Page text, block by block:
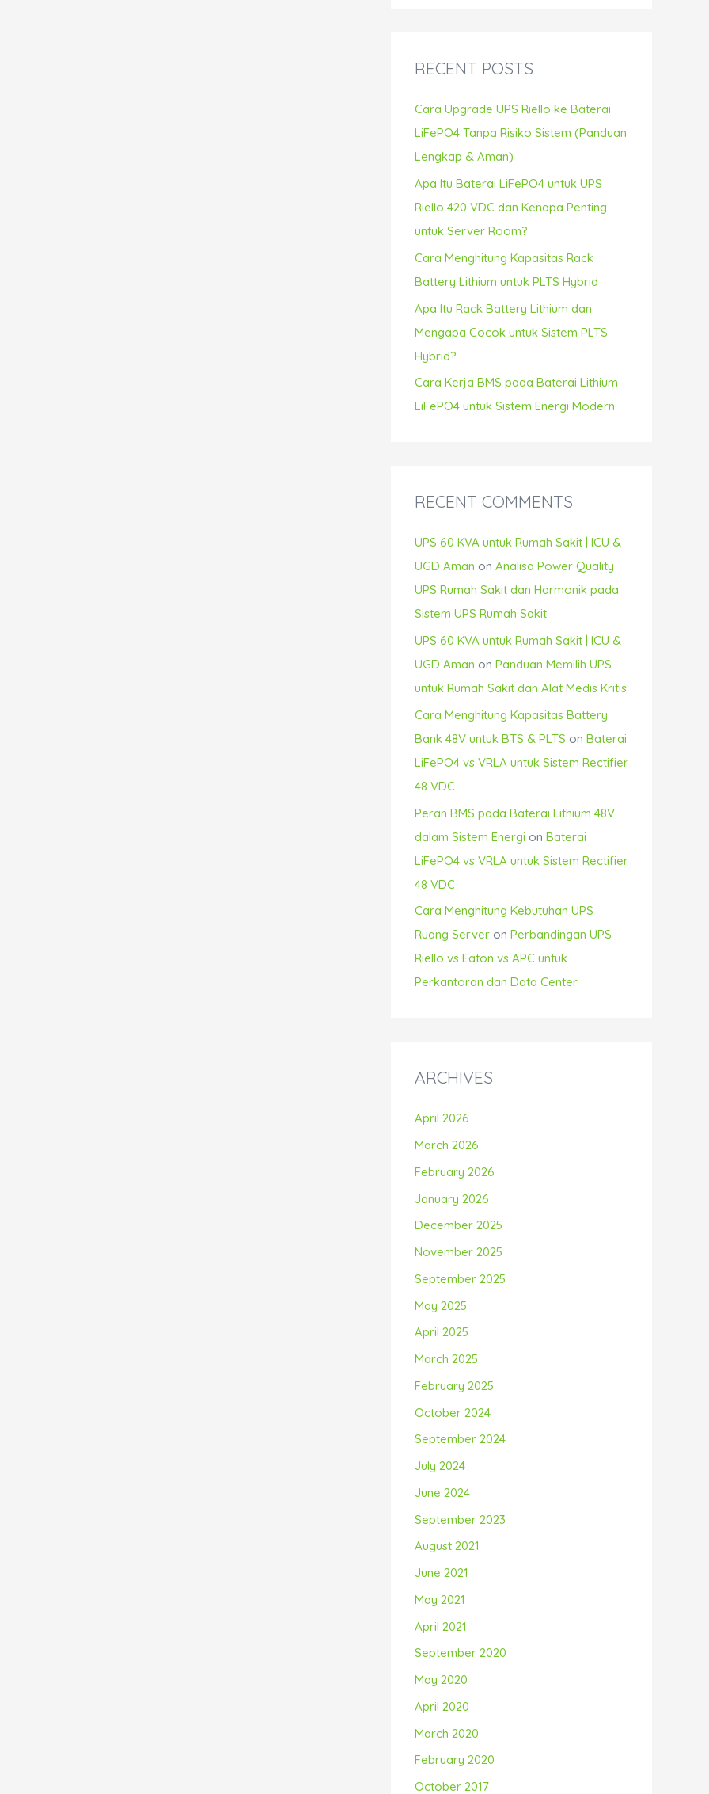
h
RECENT POSTS
Cara Upgrade UPS Riello ke Baterai
LiFePO4 Tanpa Risiko Sistem (Panduan
Lengkap & Aman)
Apa Itu Baterai LiFePO4 untuk UPS
Riello 420 VDC dan Kenapa Penting
untuk Server Room?
Cara Menghitung Kapasitas Rack
Battery Lithium untuk PLTS Hybrid
Apa Itu Rack Battery Lithium dan
Mengapa Cocok untuk Sistem PLTS
Hybrid?
Cara Kerja BMS pada Baterai Lithium
LiFePO4 untuk Sistem Energi Modern
RECENT COMMENTS
UPS 60 KVA untuk Rumah Sakit | ICU &
UGD Aman on Analisa Power Quality
UPS Rumah Sakit dan Harmonik pada
Sistem UPS Rumah Sakit
UPS 60 KVA untuk Rumah Sakit | ICU &
UGD Aman on Panduan Memilih UPS
untuk Rumah Sakit dan Alat Medis Kritis
Cara Menghitung Kapasitas Battery
Bank 48V untuk BTS & PLTS on Baterai
LiFePO4 vs VRLA untuk Sistem Rectifier
48 VDC
Peran BMS pada Baterai Lithium 48V
dalam Sistem Energi on Baterai
LiFePO4 vs VRLA untuk Sistem Rectifier
48 VDC
Cara Menghitung Kebutuhan UPS
Ruang Server on Perbandingan UPS
Riello vs Eaton vs APC untuk
Perkantoran dan Data Center
ARCHIVES
April 2026
March 2026
February 2026
January 2026
December 2025
November 2025
September 2025
May 2025
April 2025
March 2025
February 2025
October 2024
September 2024
July 2024
June 2024
September 2023
August 2021
June 2021
May 2021
April 2021
September 2020
May 2020
April 2020
March 2020
February 2020
October 2017